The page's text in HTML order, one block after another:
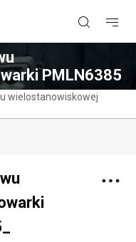
PMLN6385
wielostanowiskowej